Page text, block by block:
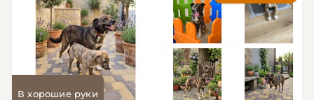
В хорошие руки